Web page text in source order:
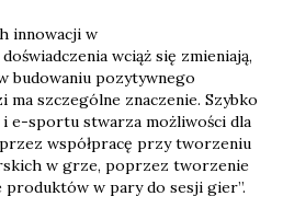
innowacji w
wciąż się zmieniają,
budowaniu pozytywnego
ma szczególne znaczenie. Szybko
e-sportu stwarza możliwości dla
współpracę przy tworzeniu
w grze, poprzez tworzenie
produktów w pary do sesji gier”.